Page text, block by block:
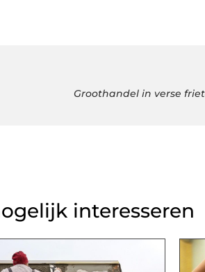
Groothandel in verse
interesseren